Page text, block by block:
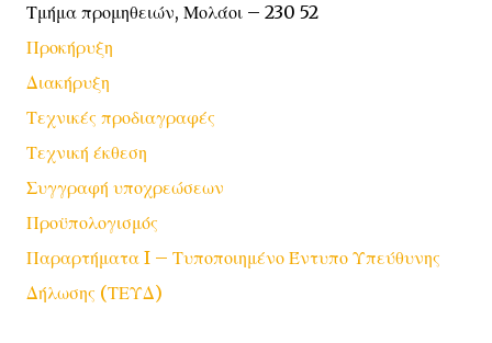
Τμήμα προμηθειών, Μολάοι – 230 52
Προκήρυξη
Διακήρυξη
Τεχνικές προδιαγραφές
Τεχνική έκθεση
Συγγραφή υποχρεώσεων
Προϋπολογισμός
Παραρτήματα I – Τυποποιημένο Έντυπο Υπεύθυνης
Δήλωσης (ΤΕΥΔ)